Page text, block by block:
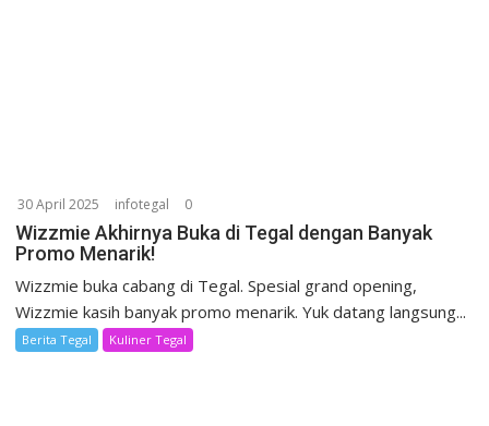
30 April 2025 infotegal 0
Wizzmie Akhirnya Buka di Tegal dengan Banyak
Promo Menarik!
Wizzmie buka cabang di Tegal. Spesial grand opening,
Wizzmie kasih banyak promo menarik. Yuk datang langsung...
Berita Tegal Kuliner Tegal